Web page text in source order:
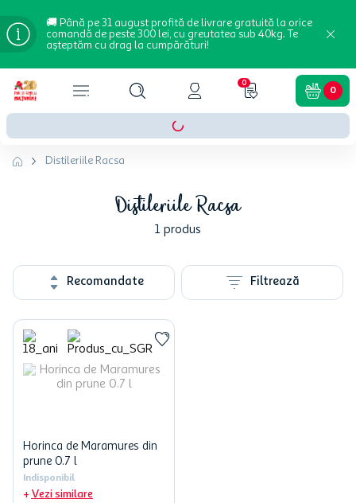
🚚 Până pe 31 august profită de livrare gratuită la orice
comandă de peste 300 lei, cu greutatea sub 40kg. Te
așteptăm cu drag la cumpărături!
0
0
Distileriile Racsa
Distileriile Racsa
1 produs
Recomandate Filtrează
Horinca de Maramures din
prune 0.7 l
Indisponibil
Vezi similare